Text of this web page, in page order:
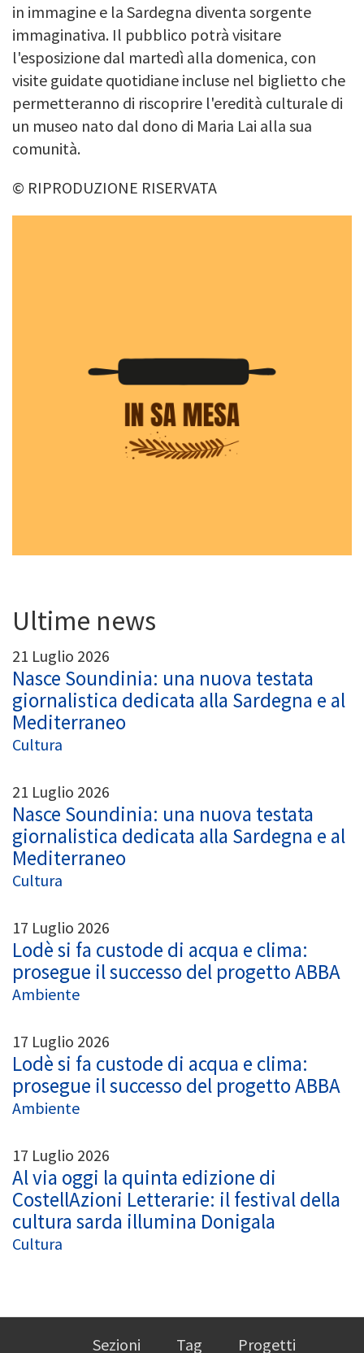
in immagine e la Sardegna diventa sorgente
immaginativa. Il pubblico potrà visitare
l'esposizione dal martedì alla domenica, con
visite guidate quotidiane incluse nel biglietto che
permetteranno di riscoprire l'eredità culturale di
un museo nato dal dono di Maria Lai alla sua
comunità.
© RIPRODUZIONE RISERVATA
Ultime news
21 Luglio 2026
Nasce Soundinia: una nuova testata
giornalistica dedicata alla Sardegna e al
Mediterraneo
Cultura
21 Luglio 2026
Nasce Soundinia: una nuova testata
giornalistica dedicata alla Sardegna e al
Mediterraneo
Cultura
17 Luglio 2026
Lodè si fa custode di acqua e clima:
prosegue il successo del progetto ABBA
Ambiente
17 Luglio 2026
Lodè si fa custode di acqua e clima:
prosegue il successo del progetto ABBA
Ambiente
17 Luglio 2026
Al via oggi la quinta edizione di
CostellAzioni Letterarie: il festival della
cultura sarda illumina Donigala
Cultura
Sezioni Tag Progetti